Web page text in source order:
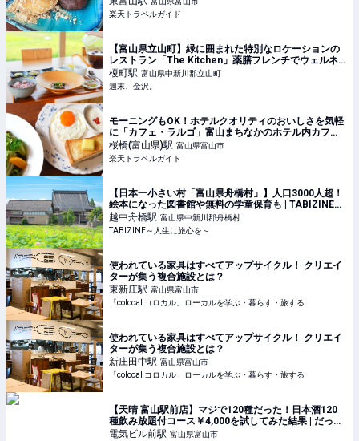
楽天トラベルガイド
【富山県立山町】緑に囲まれた特別なロケーションの
レストラン「The Kitchen」薬膳フレンチでウェルネ
スなランチタイム【リニューアルオープン】 - 週末、
金沢。
榎町駅 富山県中新川郡立山町
週末、金沢。
モーニングもOK！ホテルクオリティのおいしさを気軽
に「カフェ・ラルゴ」富山まちなかのホテル内カフェ
【楽天トラベル】
桜橋(富山県)駅 富山県富山市
楽天トラベルガイド
【日本一小さい村「富山県舟橋村」】人口3000人超！
絵本になった図書館や無料の学童保育も | TABIZINE～
人生に旅心を～
越中舟橋駅 富山県中新川郡舟橋村
TABIZINE～人生に旅心を～
使われている家具はすべてアップサイクル！ クリエイ
ターが集う複合施設とは？
東新庄駅 富山県富山市
「colocal コロカル」ローカルを学ぶ・暮らす・旅する
使われている家具はすべてアップサイクル！ クリエイ
ターが集う複合施設とは？
新庄田中駅 富山県富山市
「colocal コロカル」ローカルを学ぶ・暮らす・旅する
【天晴 富山駅前店】マジで120種だった！日本酒120
種飲み放題付コース￥4,000を試してみた結果 | だって
富山人だもの
電気ビル前駅 富山県富山市